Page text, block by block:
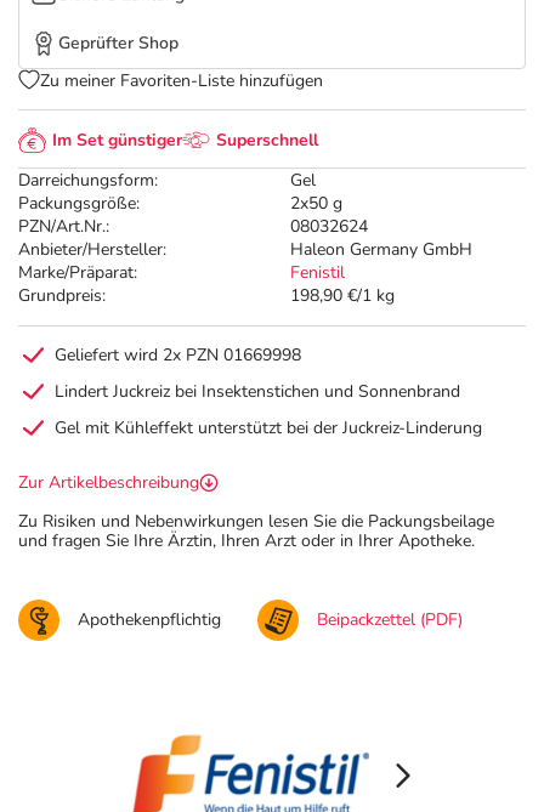
Im Set günstiger
Superschnell
Darreichungsform:
Gel
Packungsgröße:
2x50 g
PZN/Art.Nr.:
08032624
Anbieter/Hersteller:
Haleon Germany GmbH
Marke/Präparat:
Fenistil
Grundpreis:
198,90 €/1 kg
Geprüfter Shop
Zu meiner Favoriten-Liste hinzufügen
Geliefert wird 2x PZN 01669998
Lindert Juckreiz bei Insektenstichen und Sonnenbrand
Gel mit Kühleffekt unterstützt bei der Juckreiz-Linderung
Zur Artikelbeschreibung
Zu Risiken und Nebenwirkungen lesen Sie die Packungsbeilage
und fragen Sie Ihre Ärztin, Ihren Arzt oder in Ihrer Apotheke.
Apothekenpflichtig Beipackzettel (PDF)